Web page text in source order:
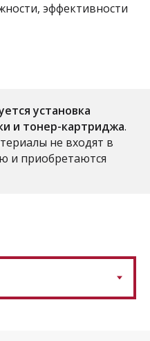
эффективности
установка
и тонер-картриджа.
не входят в
и приобретаются